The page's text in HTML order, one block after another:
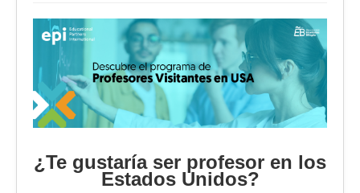
¿Te gustaría ser profesor en los
Estados Unidos?